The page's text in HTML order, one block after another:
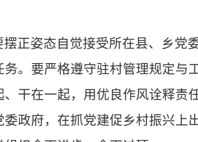
摆正姿态自觉接受所在县、乡党
。要严格遵守驻村管理规定
干在一起，用优良作风诠释
政府，在抓党建促乡村振兴上